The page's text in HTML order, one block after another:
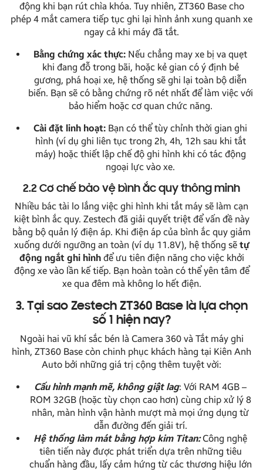
động khi bạn rút chìa khóa. Tuy nhiên, ZT360 Base cho
phép 4 mắt camera tiếp tục ghi lại hình ảnh xung quanh xe
ngay cả khi máy đã tắt.
Bằng chứng xác thực: Nếu chẳng may xe bị va quẹt
khi đang đỗ trong bãi, hoặc kẻ gian có ý định bẻ
gương, phá hoại xe, hệ thống sẽ ghi lại toàn bộ diễn
biến. Bạn sẽ có bằng chứng rõ nét nhất để làm việc với
bảo hiểm hoặc cơ quan chức năng.
Cài đặt linh hoạt: Bạn có thể tùy chỉnh thời gian ghi
hình (ví dụ ghi liên tục trong 2h, 4h, 12h sau khi tắt
máy) hoặc thiết lập chế độ ghi hình khi có tác động
ngoại lực vào xe.
2.2 Cơ chế bảo vệ bình ắc quy thông minh
Nhiều bác tài lo lắng việc ghi hình khi tắt máy sẽ làm cạn
kiệt bình ắc quy. Zestech đã giải quyết triệt để vấn đề này
bằng bộ quản lý điện áp. Khi điện áp của bình ắc quy giảm
xuống dưới ngưỡng an toàn (ví dụ 11.8V), hệ thống sẽ tự
động ngắt ghi hìnhđể ưu tiên điện năng cho việc khởi
động xe vào lần kế tiếp. Bạn hoàn toàn có thể yên tâm để
xe qua đêm mà không lo hết điện.
3. Tại sao Zestech ZT360 Base là lựa chọn
số 1 hiện nay?
Ngoài hai vũ khí sắc bén là Camera 360 và Tắt máy ghi
hình, ZT360 Base còn chinh phục khách hàng tại Kiên Anh
Auto bởi những giá trị cộng thêm tuyệt vời:
Cấu hình mạnh mẽ, không giật lag: Với RAM 4GB –
ROM 32GB (hoặc tùy chọn cao hơn) cùng chip xử lý 8
nhân, màn hình vận hành mượt mà mọi ứng dụng từ
dẫn đường đến giải trí.
Hệ thống làm mát bằng hợp kim Titan:Công nghệ
tiên tiến này được phát triển dựa trên những tiêu
chuẩn hàng đầu, lấy cảm hứng từ các thương hiệu lớn